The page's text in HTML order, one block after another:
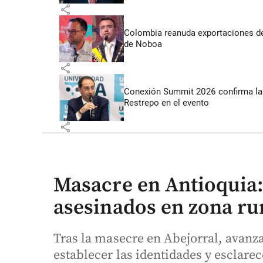
share
Colombia reanuda exportaciones
de Noboa
share
Conexión Summit 2026 confirma
Restrepo en el evento
share
Masacre en
asesinados en zona
Tras la masecre en Abejorral,
establecer las identidades y